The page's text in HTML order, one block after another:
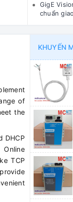
GigE
chuẩn
of
the
DHCP
Online
TCP
KHUYẾN